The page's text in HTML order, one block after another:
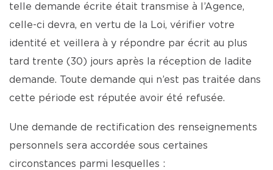
telle demande écrite était transmise à l’Agence,
celle-ci devra, en vertu de la Loi, vérifier votre
identité et veillera à y répondre par écrit au plus
tard trente (30) jours après la réception de ladite
demande. Toute demande qui n’est pas traitée dans
cette période est réputée avoir été refusée.
Une demande de rectification des renseignements
personnels sera accordée sous certaines
circonstances parmi lesquelles :